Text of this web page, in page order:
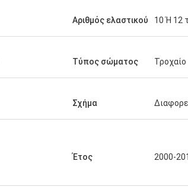
Αριθμός ελαστικού 10 Ή 12
Τύπος σώματος
Σχήμα
Έτος 2000-